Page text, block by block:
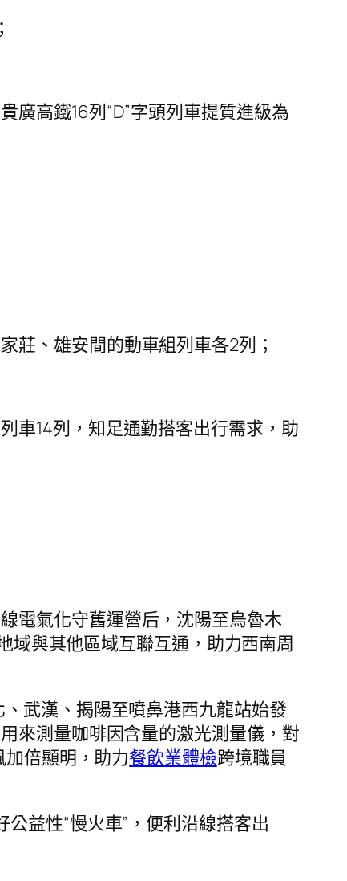
廣高鐵16列“D”字頭列車提質進級為
莊、雄安間的動車組列車各2列；
車14列，知足通勤搭客出行需求，助
電氣化守舊運營后，沈陽至烏魯木
域與其他區域互聯互通，助力西南周
武漢、揭陽至噴鼻港西九龍站始發
來測量咖啡因含量的激光測量儀，對
倍顯明，助力餐飲業體檢跨境職員
益性“慢火車”，便利沿線搭客出